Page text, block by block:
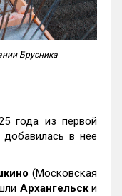
Брусника
года из первой
добавилась в нее
(Московская
Архангельски